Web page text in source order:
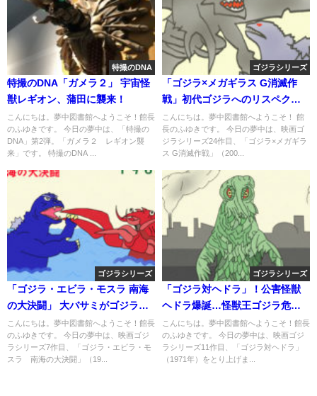
特撮のDNA
特撮のDNA「ガメラ２」 宇宙怪
獣レギオン、蒲田に襲来！
こんにちは。夢中図書館へようこそ！館長
のふゆきです。 今日の夢中は、「特撮の
DNA」第2弾。「ガメラ２ レギオン襲
来」です。 特撮のDNA ...
ゴジラシリーズ
「ゴジラ×メガギラス G消滅作
戦」初代ゴジラへのリスペクト
と大胆な発想と
こんにちは。夢中図書館へようこそ！ 館
長のふゆきです。 今日の夢中は、映画ゴ
ジラシリーズ24作目、「ゴジラ×メガギラ
ス G消滅作戦」（200...
ゴジラシリーズ
「ゴジラ・エビラ・モスラ 南海
の大決闘」 大バサミがゴジラを
襲う！
こんにちは。夢中図書館へようこそ！館長
のふゆきです。 今日の夢中は、映画ゴジ
ラシリーズ7作目、「ゴジラ・エビラ・モ
スラ 南海の大決闘」（19...
ゴジラシリーズ
「ゴジラ対ヘドラ」！公害怪獣
ヘドラ爆誕…怪獣王ゴジラ危う
し！
こんにちは。夢中図書館へようこそ！館長
のふゆきです。 今日の夢中は、映画ゴジ
ラシリーズ11作目、「ゴジラ対ヘドラ」
（1971年）をとり上げま...